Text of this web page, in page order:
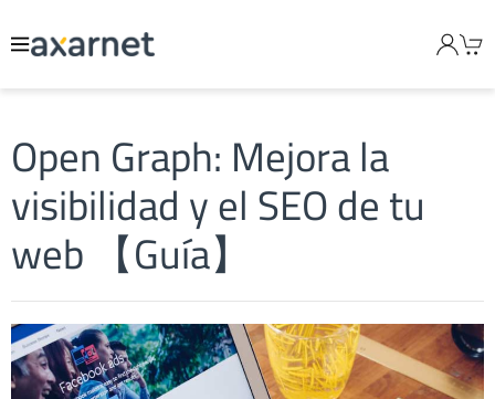
Open Graph: Mejora la
visibilidad y el SEO de tu
web 【Guía】